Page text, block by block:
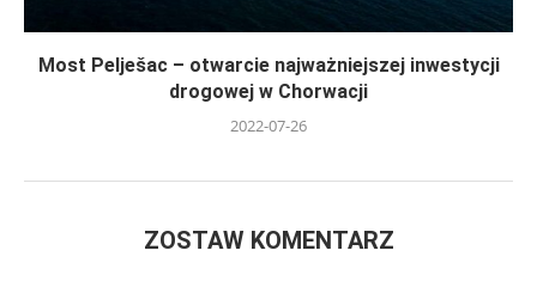
Most Pelješac – otwarcie najważniejszej inwestycji
drogowej w Chorwacji
2022-07-26
ZOSTAW KOMENTARZ